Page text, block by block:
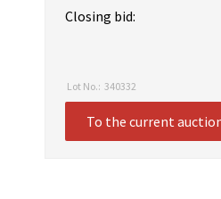
Closing bid:
Lot No.: 340332
To the current